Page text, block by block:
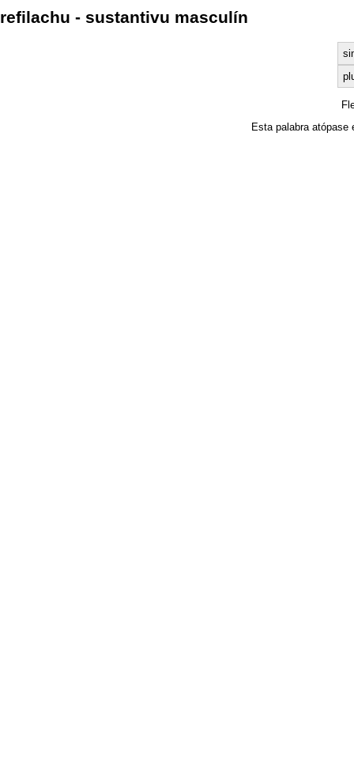
refilachu - sustantivu masculín
Esta palabra atópase